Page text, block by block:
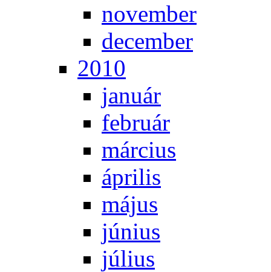
no­vem­ber
de­cem­ber
2010
ja­nu­ár
feb­ru­ár
már­ci­us
áp­ri­lis
má­jus
jú­ni­us
jú­li­us